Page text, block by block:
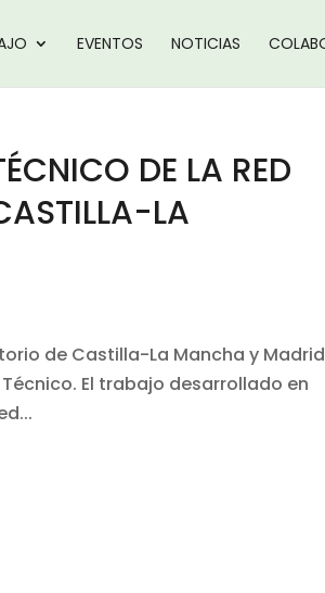
EVENTOS NOTICIAS
DE LA RED
LA
de Castilla-La Mancha y Madrid
El trabajo desarrollado en